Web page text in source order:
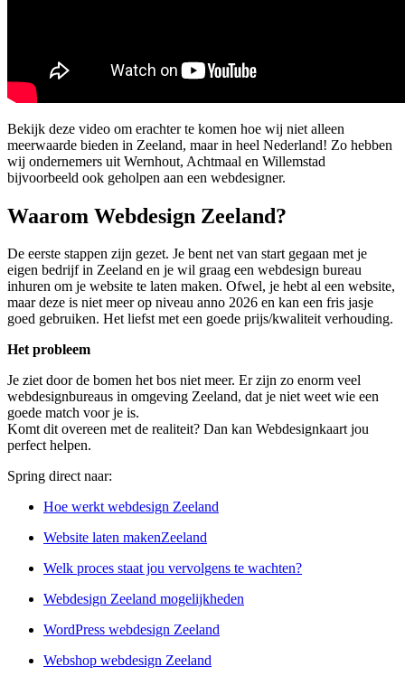
Bekijk deze video om erachter te komen hoe wij niet alleen
meerwaarde bieden in Zeeland, maar in heel Nederland! Zo hebben
wij ondernemers uit Wernhout, Achtmaal en Willemstad
bijvoorbeeld ook geholpen aan een webdesigner.
Waarom Webdesign Zeeland?
De eerste stappen zijn gezet. Je bent net van start gegaan met je
eigen bedrijf in Zeeland en je wil graag een webdesign bureau
inhuren om je website te laten maken. Ofwel, je hebt al een website,
maar deze is niet meer op niveau anno 2026 en kan een fris jasje
goed gebruiken. Het liefst met een goede prijs/kwaliteit verhouding.
Het probleem
Je ziet door de bomen het bos niet meer. Er zijn zo enorm veel
webdesignbureaus in omgeving Zeeland, dat je niet weet wie een
goede match voor je is.
Komt dit overeen met de realiteit? Dan kan Webdesignkaart jou
perfect helpen.
Spring direct naar:
Hoe werkt webdesign Zeeland
Website laten makenZeeland
Welk proces staat jou vervolgens te wachten?
Webdesign Zeeland mogelijkheden
WordPress webdesign Zeeland
Webshop webdesign Zeeland